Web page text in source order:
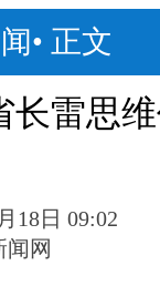
• 正文
长雷思
18日 09:02
闻网